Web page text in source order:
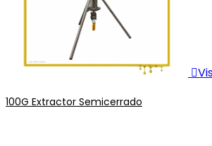

100G Extractor Semicerrado